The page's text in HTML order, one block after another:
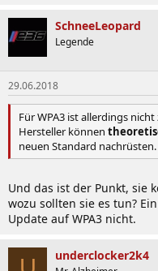
SchneeLeopard
Legende
29.06.2018
Für WPA3 ist allerdings
Hersteller können
neuen Standard nachrüsten.
Und das ist der Punkt, sie
wozu sollten sie es tun?
Update auf WPA3 nicht.
underclocker2k4